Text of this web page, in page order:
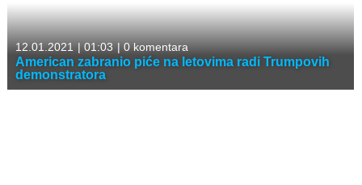
12.01.2021 |01:03 |0 komentara
American zabranio piće na letovima radi Trumpovih
demonstratora